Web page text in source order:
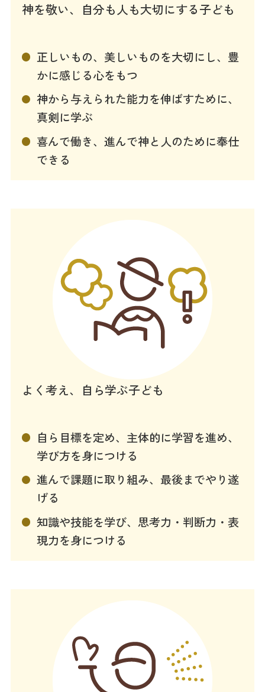
神を敬い、自分も人も大切にする子ども
正しいもの、美しいものを大切にし、豊
かに感じる心をもつ
神から与えられた能力を伸ばすために、
真剣に学ぶ
喜んで働き、進んで神と人のために奉仕
できる
よく考え、自ら学ぶ子ども
自ら目標を定め、主体的に学習を進め、
学び方を身につける
進んで課題に取り組み、最後までやり遂
げる
知識や技能を学び、思考力・判断力・表
現力を身につける